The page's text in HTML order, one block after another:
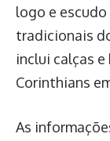
logo e escudo
tradicionais
inclui calças
Corinthians
As